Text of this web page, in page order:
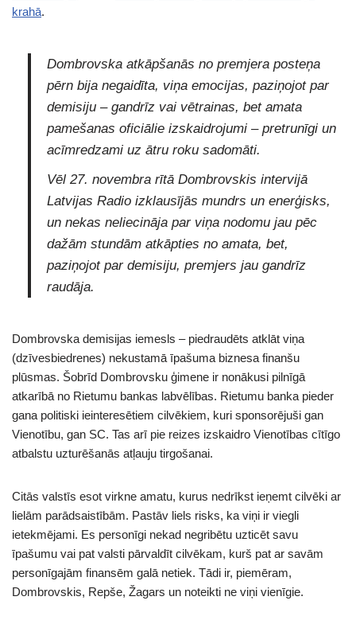
krahā.
Dombrovska atkāpšanās no premjera posteņa
pērn bija negaidīta, viņa emocijas, paziņojot par
demisiju – gandrīz vai vētrainas, bet amata
pamešanas oficiālie izskaidrojumi – pretrunīgi un
acīmredzami uz ātru roku sadomāti.
Vēl 27. novembra rītā Dombrovskis intervijā
Latvijas Radio izklausījās mundrs un enerģisks,
un nekas neliecināja par viņa nodomu jau pēc
dažām stundām atkāpties no amata, bet,
paziņojot par demisiju, premjers jau gandrīz
raudāja.
Dombrovska demisijas iemesls – piedraudēts atklāt viņa
(dzīvesbiedrenes) nekustamā īpašuma biznesa finanšu
plūsmas. Šobrīd Dombrovsku ģimene ir nonākusi pilnīgā
atkarībā no Rietumu bankas labvēlības. Rietumu banka pieder
gana politiski ieinteresētiem cilvēkiem, kuri sponsorējuši gan
Vienotību, gan SC. Tas arī pie reizes izskaidro Vienotības cītīgo
atbalstu uzturēšanās atļauju tirgošanai.
Citās valstīs esot virkne amatu, kurus nedrīkst ieņemt cilvēki ar
lielām parādsaistībām. Pastāv liels risks, ka viņi ir viegli
ietekmējami. Es personīgi nekad negribētu uzticēt savu
īpašumu vai pat valsti pārvaldīt cilvēkam, kurš pat ar savām
personīgajām finansēm galā netiek. Tādi ir, piemēram,
Dombrovskis, Repše, Žagars un noteikti ne viņi vienīgie.